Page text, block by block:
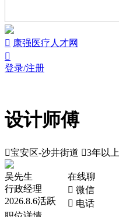
 康强医疗人才网

登录/注册
设计师傅
宝安区-沙井街道 3年以上
吴先生
行政经理
2026.8.6活跃
在线聊
 微信
 电话